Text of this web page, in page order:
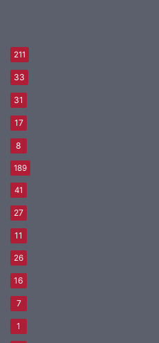
211
33
31
17
8
189
41
27
11
26
16
7
1